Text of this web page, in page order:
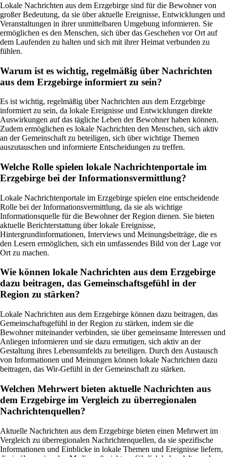
Lokale Nachrichten aus dem Erzgebirge sind für die Bewohner von
großer Bedeutung, da sie über aktuelle Ereignisse, Entwicklungen und
Veranstaltungen in ihrer unmittelbaren Umgebung informieren. Sie
ermöglichen es den Menschen, sich über das Geschehen vor Ort auf
dem Laufenden zu halten und sich mit ihrer Heimat verbunden zu
fühlen.
Warum ist es wichtig, regelmäßig über Nachrichten
aus dem Erzgebirge informiert zu sein?
Es ist wichtig, regelmäßig über Nachrichten aus dem Erzgebirge
informiert zu sein, da lokale Ereignisse und Entwicklungen direkte
Auswirkungen auf das tägliche Leben der Bewohner haben können.
Zudem ermöglichen es lokale Nachrichten den Menschen, sich aktiv
an der Gemeinschaft zu beteiligen, sich über wichtige Themen
auszutauschen und informierte Entscheidungen zu treffen.
Welche Rolle spielen lokale Nachrichtenportale im
Erzgebirge bei der Informationsvermittlung?
Lokale Nachrichtenportale im Erzgebirge spielen eine entscheidende
Rolle bei der Informationsvermittlung, da sie als wichtige
Informationsquelle für die Bewohner der Region dienen. Sie bieten
aktuelle Berichterstattung über lokale Ereignisse,
Hintergrundinformationen, Interviews und Meinungsbeiträge, die es
den Lesern ermöglichen, sich ein umfassendes Bild von der Lage vor
Ort zu machen.
Wie können lokale Nachrichten aus dem Erzgebirge
dazu beitragen, das Gemeinschaftsgefühl in der
Region zu stärken?
Lokale Nachrichten aus dem Erzgebirge können dazu beitragen, das
Gemeinschaftsgefühl in der Region zu stärken, indem sie die
Bewohner miteinander verbinden, sie über gemeinsame Interessen und
Anliegen informieren und sie dazu ermutigen, sich aktiv an der
Gestaltung ihres Lebensumfelds zu beteiligen. Durch den Austausch
von Informationen und Meinungen können lokale Nachrichten dazu
beitragen, das Wir-Gefühl in der Gemeinschaft zu stärken.
Welchen Mehrwert bieten aktuelle Nachrichten aus
dem Erzgebirge im Vergleich zu überregionalen
Nachrichtenquellen?
Aktuelle Nachrichten aus dem Erzgebirge bieten einen Mehrwert im
Vergleich zu überregionalen Nachrichtenquellen, da sie spezifische
Informationen und Einblicke in lokale Themen und Ereignisse liefern,